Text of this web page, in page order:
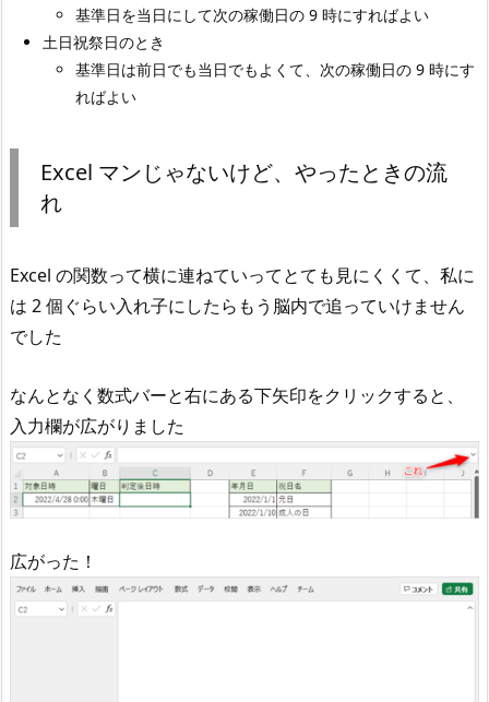
基準日を当日にして次の稼働日の 9 時にすればよい
土日祝祭日のとき
基準日は前日でも当日でもよくて、次の稼働日の 9 時にす
ればよい
Excel マンじゃないけど、やったときの流
れ
Excel の関数って横に連ねていってとても見にくくて、私に
は 2 個ぐらい入れ子にしたらもう脳内で追っていけません
でした
なんとなく数式バーと右にある下矢印をクリックすると、
入力欄が広がりました
広がった！